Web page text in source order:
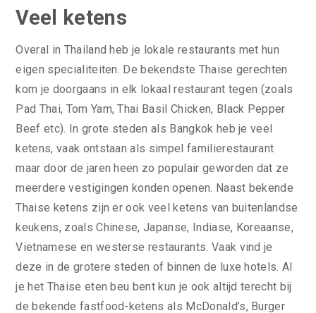
Veel ketens
Overal in Thailand heb je lokale restaurants met hun
eigen specialiteiten. De bekendste Thaise gerechten
kom je doorgaans in elk lokaal restaurant tegen (zoals
Pad Thai, Tom Yam, Thai Basil Chicken, Black Pepper
Beef etc). In grote steden als Bangkok heb je veel
ketens, vaak ontstaan als simpel familierestaurant
maar door de jaren heen zo populair geworden dat ze
meerdere vestigingen konden openen. Naast bekende
Thaise ketens zijn er ook veel ketens van buitenlandse
keukens, zoals Chinese, Japanse, Indiase, Koreaanse,
Vietnamese en westerse restaurants. Vaak vind je
deze in de grotere steden of binnen de luxe hotels. Al
je het Thaise eten beu bent kun je ook altijd terecht bij
de bekende fastfood-ketens als McDonald’s, Burger